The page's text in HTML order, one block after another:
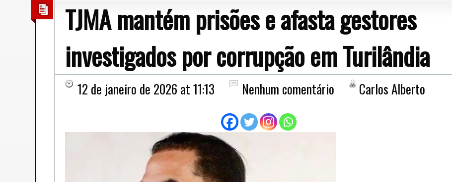
TJMA mantém prisões e afasta gestores
investigados por corrupção em Turilândia
12 de janeiro de 2026 at 11:13 Nenhum comentário Carlos Alberto